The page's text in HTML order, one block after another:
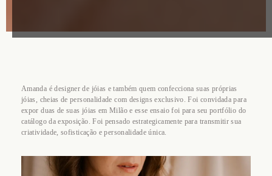
Amanda é designer de jóias e também quem confecciona suas próprias
jóias, cheias de personalidade com designs exclusivo. Foi convidada para
expor duas de suas jóias em Milão e esse ensaio foi para seu portfólio do
catálogo da exposição. Foi pensado estrategicamente para transmitir sua
criatividade, sofisticação e personalidade única.